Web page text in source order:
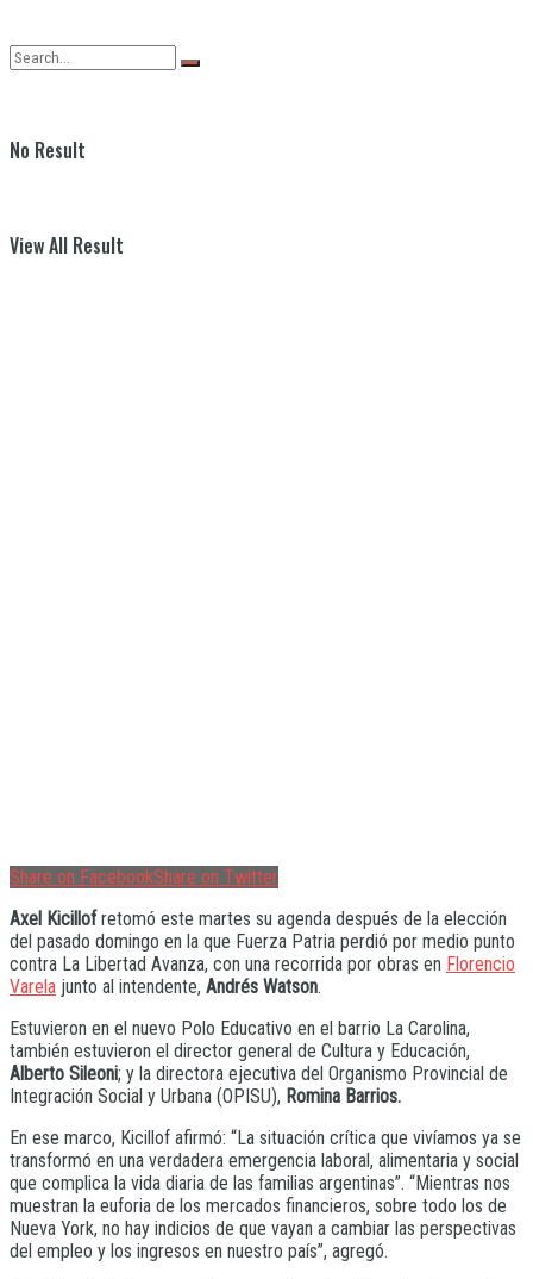
No Result
View All Result
Share on FacebookShare on Twitter
Axel Kicillofretomó este martes su agenda después de la elección
del pasado domingo en la que Fuerza Patria perdió por medio punto
contra La Libertad Avanza, con una recorrida por obras en Florencio
Varela junto al intendente, Andrés Watson.
Estuvieron en el nuevo Polo Educativo en el barrio La Carolina,
también estuvieron el director general de Cultura y Educación,
Alberto Sileoni; y la directora ejecutiva del Organismo Provincial de
Integración Social y Urbana (OPISU), Romina Barrios.
En ese marco, Kicillof afirmó: “La situación crítica que vivíamos ya se
transformó en una verdadera emergencia laboral, alimentaria y social
que complica la vida diaria de las familias argentinas”. “Mientras nos
muestran la euforia de los mercados financieros, sobre todo los de
Nueva York, no hay indicios de que vayan a cambiar las perspectivas
del empleo y los ingresos en nuestro país”, agregó.